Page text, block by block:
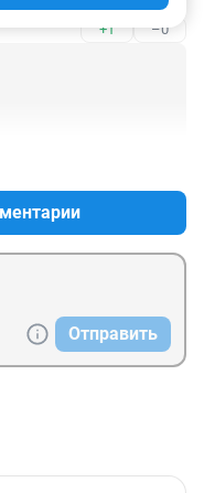
+1 –0
Отправить